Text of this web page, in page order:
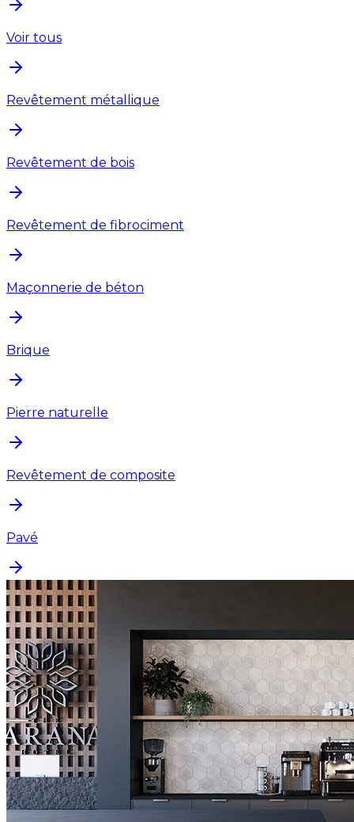
Voir tous
Revêtement métallique
Revêtement de bois
Revêtement de fibrociment
Maçonnerie de béton
Brique
Pierre naturelle
Revêtement de composite
Pavé